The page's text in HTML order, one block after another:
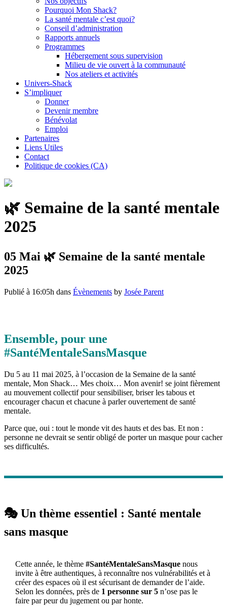
Pourquoi Mon Shack?
La santé mentale c’est quoi?
Conseil d’administration
Rapports annuels
Programmes
Hébergement sous supervision
Milieu de vie ouvert à la communauté
Nos ateliers et activités
Univers-Shack
S’impliquer
Donner
Devenir membre
Bénévolat
Emploi
Partenaires
Liens Utiles
Contact
Politique de cookies (CA)
🌿 Semaine de la santé mentale
2025
05 Mai 🌿 Semaine de la santé mentale
2025
Publié à 16:05h dans Évènements by Josée Parent
Ensemble, pour une
#SantéMentaleSansMasque
Du 5 au 11 mai 2025, à l’occasion de la Semaine de la santé
mentale, Mon Shack… Mes choix… Mon avenir! se joint fièrement
au mouvement collectif pour sensibiliser, briser les tabous et
encourager chacun et chacune à parler ouvertement de santé
mentale.
Parce que, oui : tout le monde vit des hauts et des bas. Et non :
personne ne devrait se sentir obligé de porter un masque pour cacher
ses difficultés.
🎭 Un thème essentiel : Santé mentale
sans masque
Cette année, le thème #SantéMentaleSansMasquenous
invite à être authentiques, à reconnaître nos vulnérabilités et à
créer des espaces où il est sécurisant de demander de l’aide.
Selon les données, près de 1 personne sur 5n’ose pas le
faire par peur du jugement ou par honte.